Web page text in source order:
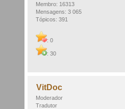
Membro: 16313
Mensagens: 3 065
Tópicos: 391
: 0
: 30
VitDoc
Moderador
Tradutor